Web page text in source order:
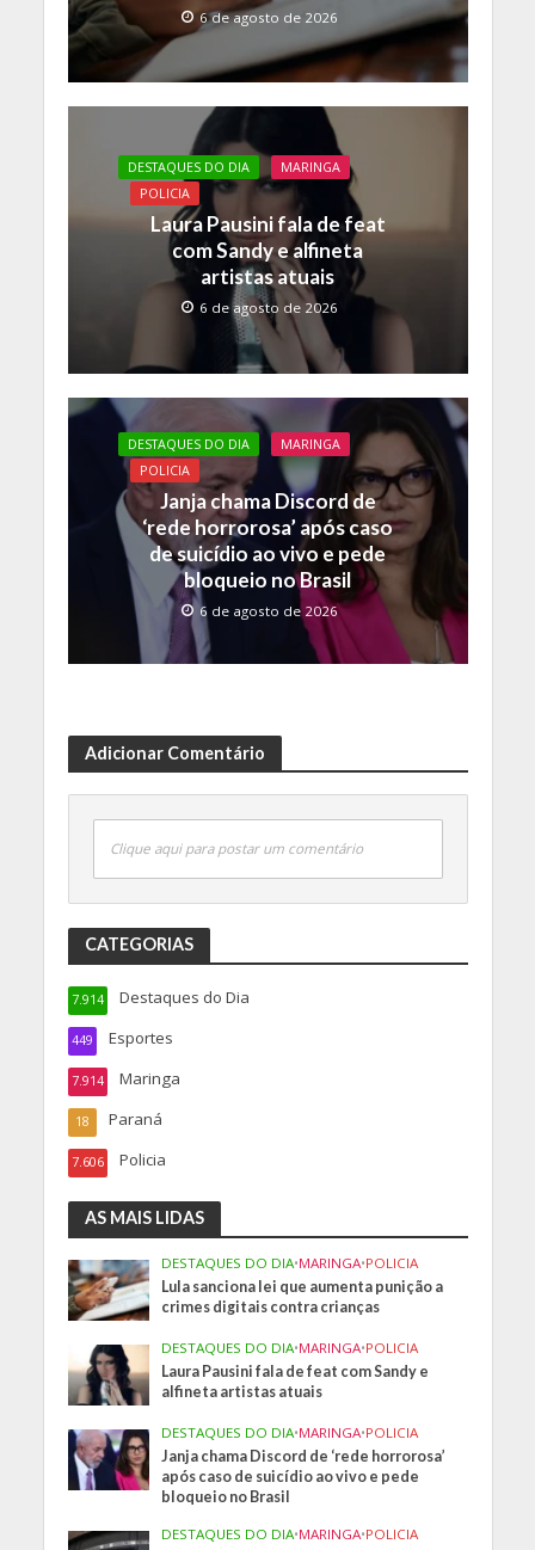
6 de agosto de 2026
DESTAQUES DO DIA
MARINGA
POLICIA
Laura Pausini fala de feat
com Sandy e alfineta
artistas atuais
6 de agosto de 2026
DESTAQUES DO DIA
MARINGA
POLICIA
Janja chama Discord de
‘rede horrorosa’ após caso
de suicídio ao vivo e pede
bloqueio no Brasil
6 de agosto de 2026
Adicionar Comentário
Clique aqui para postar um comentário
CATEGORIAS
Destaques do Dia
7.914
Esportes
449
Maringa
7.914
Paraná
18
Policia
7.606
AS MAIS LIDAS
DESTAQUES DO DIA•MARINGA•POLICIA
Lula sanciona lei que aumenta punição a
crimes digitais contra crianças
DESTAQUES DO DIA•MARINGA•POLICIA
Laura Pausini fala de feat com Sandy e
alfineta artistas atuais
DESTAQUES DO DIA•MARINGA•POLICIA
Janja chama Discord de ‘rede horrorosa’
após caso de suicídio ao vivo e pede
bloqueio no Brasil
DESTAQUES DO DIA•MARINGA•POLICIA